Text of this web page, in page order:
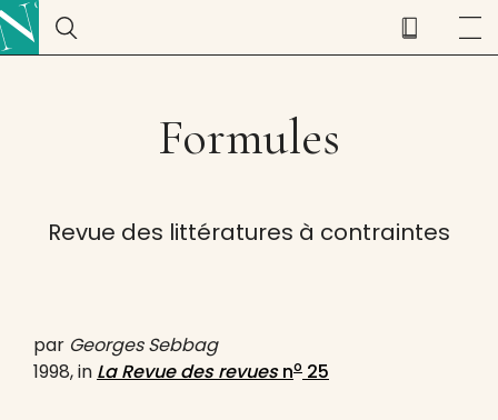
Formules
Revue des littératures à contraintes
par Georges Sebbag
1998, in La Revue des revuesno 25